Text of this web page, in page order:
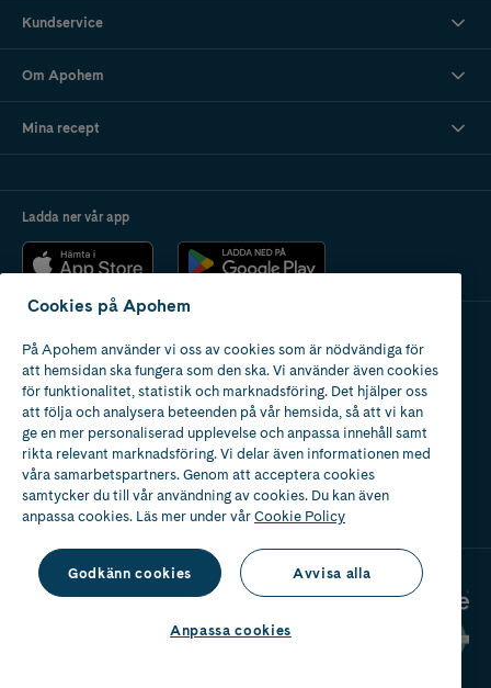
Kundservice
Om Apohem
Mina recept
Ladda ner vår app
Apotek med tillstånd
av Läkemedelsverket
Cookies på Apohem
På Apohem använder vi oss av cookies som är nödvändiga för
att hemsidan ska fungera som den ska. Vi använder även cookies
för funktionalitet, statistik och marknadsföring. Det hjälper oss
att följa och analysera beteenden på vår hemsida, så att vi kan
ge en mer personaliserad upplevelse och anpassa innehåll samt
rikta relevant marknadsföring. Vi delar även informationen med
våra samarbetspartners. Genom att acceptera cookies
samtycker du till vår användning av cookies. Du kan även
anpassa cookies. Läs mer under vårCookie Policy
Godkänn cookies Avvisa alla
Anpassa cookies